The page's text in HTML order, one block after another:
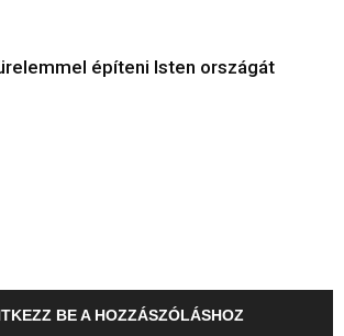
építeni Isten országát
BE A HOZZÁSZÓLÁSHOZ